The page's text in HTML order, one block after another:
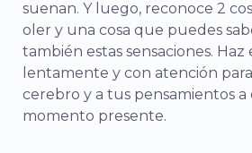
suenan. Y luego, reconoce 2
oler y una cosa que puedes
también estas sensaciones. Haz
lentamente y con atención
cerebro y a tus pensamientos a
momento presente.